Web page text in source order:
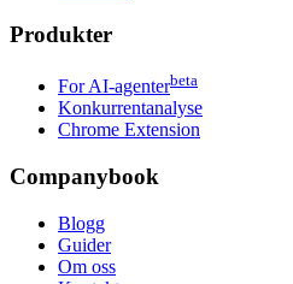
Produkter
For AI-agenterbeta
Konkurrentanalyse
Chrome Extension
Companybook
Blogg
Guider
Om oss